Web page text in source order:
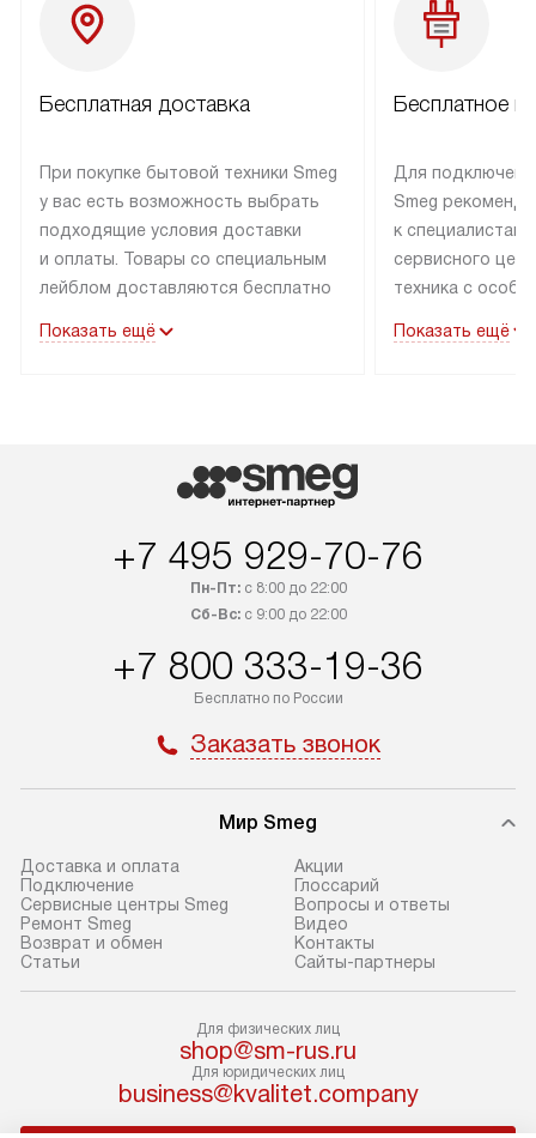
Бесплатная доставка
При покупке бытовой техники Smeg
у вас есть возможность выбрать
подходящие условия доставки
и оплаты. Товары со специальным
лейблом доставляются бесплатно
до подъезда. Доставка за пределы
быть отправлен покупателю
в течение трех дней. Доставка
регионы осуществляется через
транспортные компании. После
транспортной компании в Москве.
Пожалуйста, уточняйте условия
оформлении заказа.
В день, согласованный с вами,
служба доставки привезет
Если вам необходимо доставить
покупку до двери вашей квартиры
или места установки, пожалуйста,
предварительно согласуйте это
с менеджером. За эту услугу будет
взиматься дополнительная плата.
Обратите внимание на размеры
товара: например, если габариты
Показать ещё
Бесплатное
Для
Smeg
к специалистам
сервисного
техника с
коммуникациям.
и канализации в
от типа
с прайс-листом
в себя снятие
и
по уровню и
существующим
монтаж не
Показать ещё
+7 495 929-70-76
Пн-Пт:с 8:00 до 22:00
Сб-Вс:с 9:00 до 22:00
+7 800 333-19-36
Бесплатно по России
Заказать звонок
Мир Smeg
Доставка и оплата
Подключение
Сервисные центры Smeg
Ремонт Smeg
Возврат и обмен
Статьи
Акции
Глоссарий
Вопросы и ответы
Видео
Контакты
Сайты-партнеры
Для физических лиц
shop@sm-rus.ru
Для юридических лиц
business@kvalitet.company